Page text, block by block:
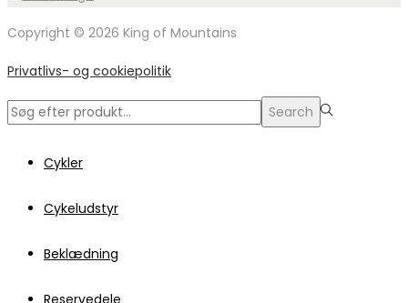
Copyright © 2026 King of Mountains
Privatlivs- og cookiepolitik
Search
Search
Cykler
Cykeludstyr
Beklædning
Reservedele